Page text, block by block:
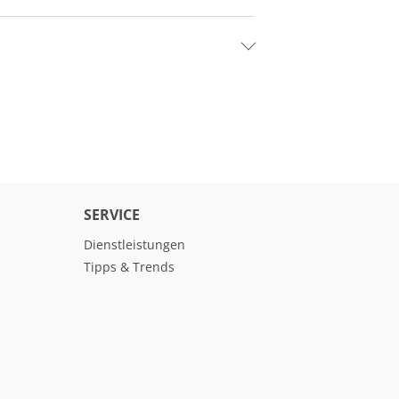
SERVICE
Dienstleistungen
Tipps & Trends